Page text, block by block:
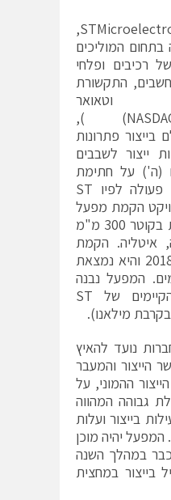
(NYSE:STM) STMicroelectronics,
בתחום המוליכים
רכיבים ופלחי
התקשורת
וטאואר
NASDAQ:TSEM) ),
בייצור פתרונות
ייצור לשבבים
(ה') על חתימת
הסכם מחייב לשיתוף פעולה לפיו ST
הקמת מפעל
ייצור חדש בטכנולוגיות בקוטר 300 מ"מ
איטליה. הקמת
המפעל החלה בשנת 2018 והיא נמצאת
המפעל נבנה
במתחם המפעלים הקיימים של ST
מילאנו).
נועד להאיץ
הייצור והמעבר
ההמוני, על
גבוהה המהווה
בייצור ועלות
המפעל יהיה מוכן
כבר במהלך השנה
בייצור במחצית